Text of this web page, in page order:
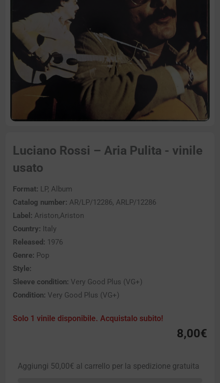
Luciano Rossi – Aria Pulita - vinile
usato
Format: LP, Album
Catalog number: AR/LP/12286, ARLP/12286
Label: Ariston,Ariston
Country: Italy
Released: 1976
Genre: Pop
Style:
Sleeve condition: Very Good Plus (VG+)
Condition: Very Good Plus (VG+)
Solo 1 vinile disponibile. Acquistalo subito!
8,00€
Aggiungi 50,00€ al carrello per la spedizione gratuita